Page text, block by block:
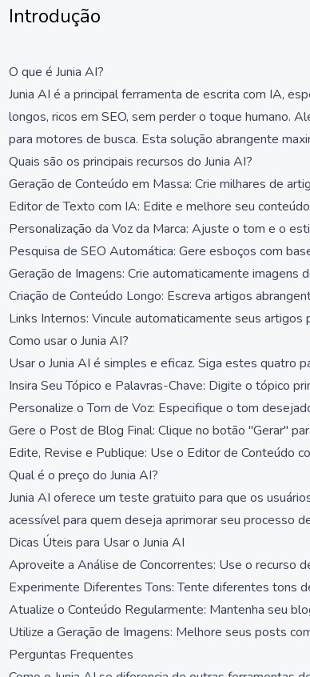
Introdução
O que é Junia AI?
Junia AI é a principal ferramenta de escrita com IA,
longos, ricos em SEO, sem perder o toque humano.
para motores de busca. Esta solução abrangente
Quais são os principais recursos do Junia AI?
Geração de Conteúdo em Massa: Crie milhares de
Editor de Texto com IA: Edite e melhore seu
Personalização da Voz da Marca: Ajuste o tom e o
Pesquisa de SEO Automática: Gere esboços com
Geração de Imagens: Crie automaticamente imagens
Criação de Conteúdo Longo: Escreva artigos
Links Internos: Vincule automaticamente seus
Como usar o Junia AI?
Usar o Junia AI é simples e eficaz. Siga estes quatro
Insira Seu Tópico e Palavras-Chave: Digite o tópico
Personalize o Tom de Voz: Especifique o tom
Gere o Post de Blog Final: Clique no botão "Gerar"
Edite, Revise e Publique: Use o Editor de Conteúdo
Qual é o preço do Junia AI?
Junia AI oferece um teste gratuito para que os
acessível para quem deseja aprimorar seu processo
Dicas Úteis para Usar o Junia AI
Aproveite a Análise de Concorrentes: Use o recurso
Experimente Diferentes Tons: Tente diferentes tons
Atualize o Conteúdo Regularmente: Mantenha seu
Utilize a Geração de Imagens: Melhore seus posts
Perguntas Frequentes